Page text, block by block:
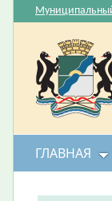
ГЛАВНАЯ